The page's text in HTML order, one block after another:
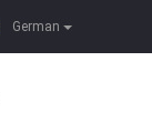
German